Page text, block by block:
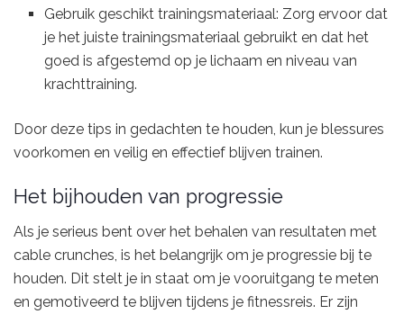
Gebruik geschikt trainingsmateriaal: Zorg ervoor dat
je het juiste trainingsmateriaal gebruikt en dat het
goed is afgestemd op je lichaam en niveau van
krachttraining.
Door deze tips in gedachten te houden, kun je blessures
voorkomen en veilig en effectief blijven trainen.
Het bijhouden van progressie
Als je serieus bent over het behalen van resultaten met
cable crunches, is het belangrijk om je progressie bij te
houden. Dit stelt je in staat om je vooruitgang te meten
en gemotiveerd te blijven tijdens je fitnessreis. Er zijn